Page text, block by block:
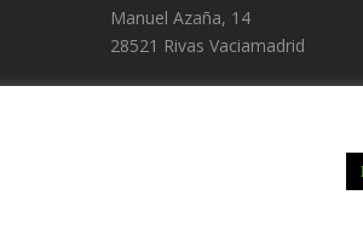
Manuel Azaña, 14
28521 Rivas Vaciamadrid